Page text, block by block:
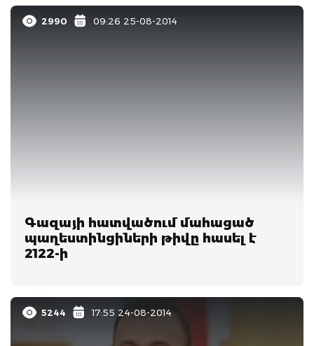
2990 09:26 25-08-2014
Գազայի հատվածում մահացած
պաղեստինցիների թիվը հասել է
2122-ի
5244 17:55 24-08-2014